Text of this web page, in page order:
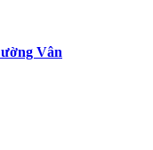
Vân